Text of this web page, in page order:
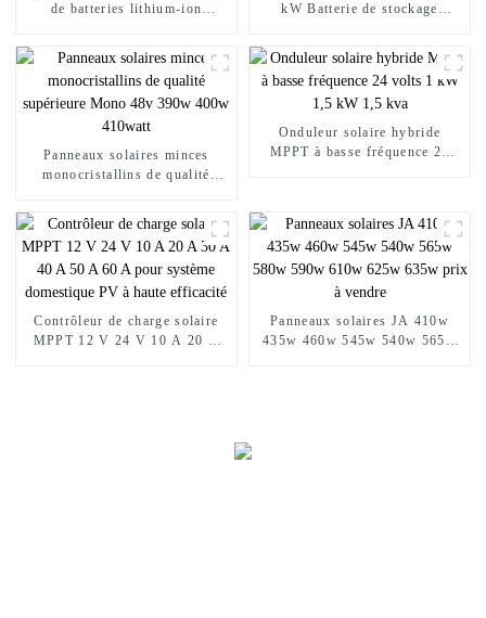
de batteries lithium-ion
kW Batterie de stockage
Panneaux solaires minces
monocristallins de qualité
Onduleur solaire hybride
MPPT à basse fréquence 24
Contrôleur de charge solaire
MPPT 12 V 24 V 10 A 20 A
Panneaux solaires JA 410w
435w 460w 545w 540w 565w